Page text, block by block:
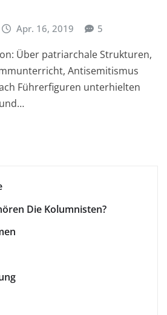
Apr. 16, 2019 5
Über patriarchale Strukturen,
Antisemitismus
Führerfiguren unterhielten
Die Kolumnisten?